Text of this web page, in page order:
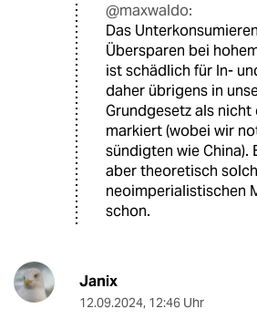
@maxwaldo:
Das
Übersparen bei
ist schädlich für In-
daher übrigens in
Grundgesetz als nicht
markiert (wobei wir
sündigten wie China).
aber theoretisch
neoimperialistischen
schon.
Janix
12.09.2024, 12:46 Uhr